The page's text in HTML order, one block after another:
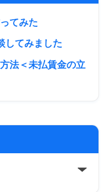
てみた
してみました
法＜未払賃金の立